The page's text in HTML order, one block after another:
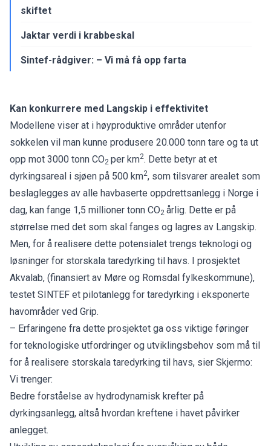
skiftet
Jaktar verdi i krabbeskal
Sintef-rådgiver: – Vi må få opp farta
Kan konkurrere med Langskip i effektivitet
Modellene viser at i høyproduktive områder utenfor
sokkelen vil man kunne produsere 20.000 tonn tare og ta ut
opp mot 3000 tonn CO2 per km2. Dette betyr at et
dyrkingsareal i sjøen på 500 km2, som tilsvarer arealet som
beslaglegges av alle havbaserte oppdrettsanlegg i Norge i
dag, kan fange 1,5 millioner tonn CO2 årlig. Dette er på
størrelse med det som skal fanges og lagres av Langskip.
Men, for å realisere dette potensialet trengs teknologi og
løsninger for storskala taredyrking til havs. I prosjektet
Akvalab, (finansiert av Møre og Romsdal fylkeskommune),
testet SINTEF et pilotanlegg for taredyrking i eksponerte
havområder ved Grip.
– Erfaringene fra dette prosjektet ga oss viktige føringer
for teknologiske utfordringer og utviklingsbehov som må til
for å realisere storskala taredyrking til havs, sier Skjermo:
Vi trenger:
Bedre forståelse av hydrodynamisk krefter på
dyrkingsanlegg, altså hvordan kreftene i havet påvirker
anlegget.